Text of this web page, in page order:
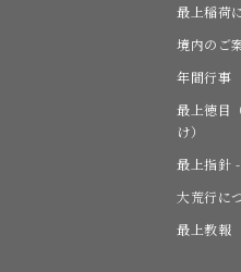
最上稲荷
境内のご
年間行事
最上徳目
け）
最上指針
大荒行に
最上教報